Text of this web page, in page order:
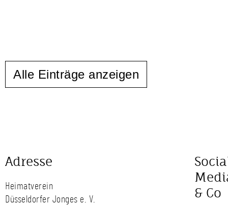
Alle Einträge anzeigen
Adresse
Heimatverein
Düsseldorfer Jonges e. V.
& Co